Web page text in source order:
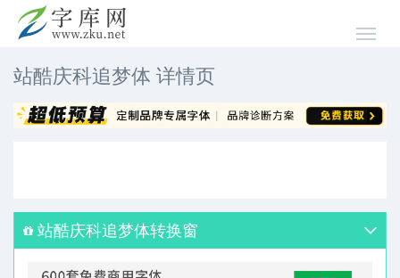
站酷庆科追梦体 详情页
站酷庆科追梦体转换窗